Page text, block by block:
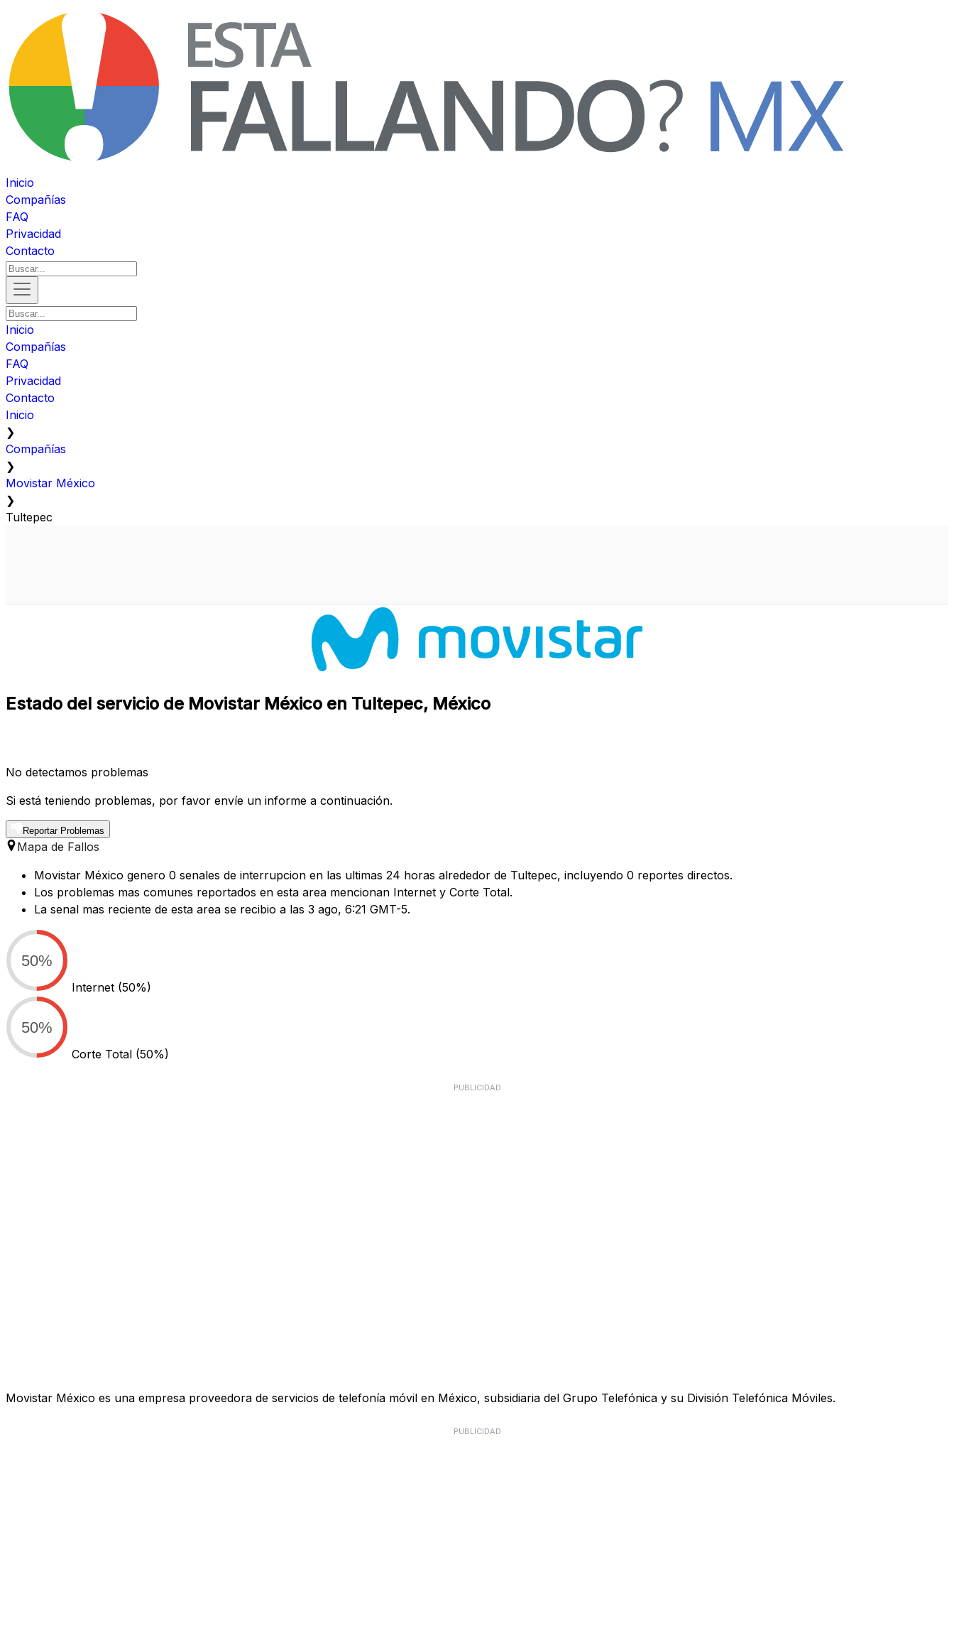
Inicio
Compañías
FAQ
Privacidad
Contacto
Inicio
Compañías
FAQ
Privacidad
Contacto
Inicio
❯
Compañías
❯
Movistar México
❯
Tultepec
Estado del servicio de Movistar México en Tultepec, México
No detectamos problemas
Si está teniendo problemas, por favor envíe un informe a continuación.
Reportar Problemas
Mapa de Fallos
Movistar México genero 0 senales de interrupcion en las ultimas 24 horas alrededor de Tultepec, incluyendo 0 reportes directos.
Los problemas mas comunes reportados en esta area mencionan Internet y Corte Total.
La senal mas reciente de esta area se recibio a las 3 ago, 6:21 GMT-5.
50%
Internet (50%)
50%
Corte Total (50%)
PUBLICIDAD
Movistar México es una empresa proveedora de servicios de telefonía móvil en México, subsidiaria del Grupo Telefónica y su División Telefónica Móviles.
PUBLICIDAD